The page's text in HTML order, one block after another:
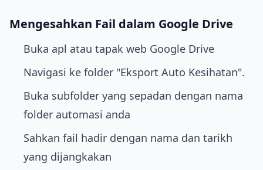
Mengesahkan Fail dalam Google Drive
Buka apl atau tapak web Google Drive
Navigasi ke folder "Eksport Auto Kesihatan".
Buka subfolder yang sepadan dengan nama
folder automasi anda
Sahkan fail hadir dengan nama dan tarikh
yang dijangkakan